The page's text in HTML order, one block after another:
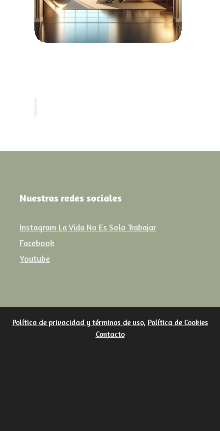
Nuestras redes sociales
Instagram La Vida No Es Solo Trabajar
Facebook
Youtube
Política de privacidad y términos de uso, Política de Cookies
Contacto